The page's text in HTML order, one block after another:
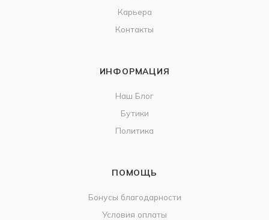
Карьера
Контакты
ИНФОРМАЦИЯ
Наш Блог
Бутики
Политика
ПОМОЩЬ
Бонусы благодарности
Условия оплаты